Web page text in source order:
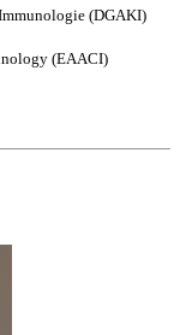
(DGAKI)
(EAACI)